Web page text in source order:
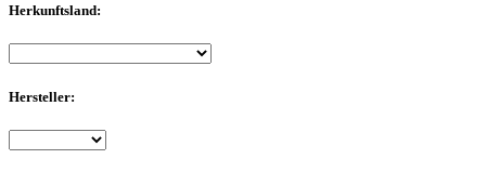
Herkunftsland:
Hersteller: